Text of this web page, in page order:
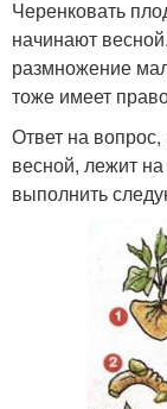
Черенковать
начинают
размножение
тоже имеет
Ответ на
весной, лежит
выполнить